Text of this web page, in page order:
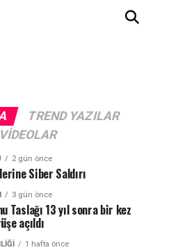
TREND YAZILAR
VIDEOLAR
2 gün önce
Siber Saldırı
3 gün önce
Taslağı 13 yıl sonra bir kez
açıldı
1 hafta önce